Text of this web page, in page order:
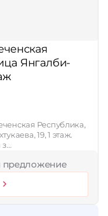
Янгалби-
Республика,
19, 1 этаж.
предложение